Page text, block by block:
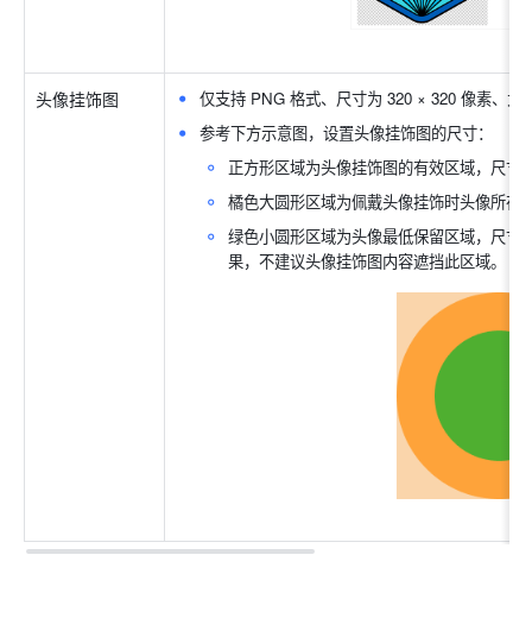
头像挂饰图
仅支持 PNG 格式、尺寸为 320 × 320 像素、大
参考下方示意图，设置头像挂饰图的尺寸：
正方形区域为头像挂饰图的有效区域，尺寸
橘色大圆形区域为佩戴头像挂饰时头像所在
绿色小圆形区域为头像最低保留区域，尺
果，不建议头像挂饰图内容遮挡此区域。